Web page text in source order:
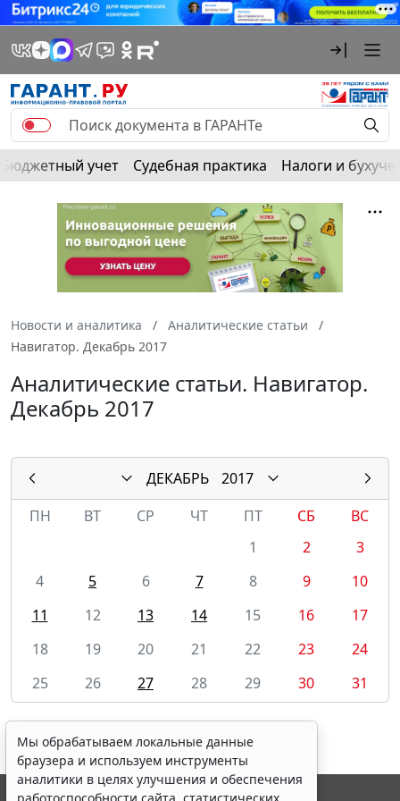
Бюджетный учет Судебная практика Налоги и
Новости и аналитика
Аналитические статьи
Навигатор. Декабрь 2017
Аналитические статьи. Навигатор.
Декабрь 2017
ДЕКАБРЬ
2017
ПН
ВТ СР ЧТ ПТ СБ
ВС
1
2
3
4
5 6 7 8 9
10
11
12 13 14 15 16
17
18
19 20 21 22 23
24
25
26 27 28 29 30 31
Мы обрабатываем локальные данные
браузера и используем инструменты
аналитики в целях улучшения и обеспечения